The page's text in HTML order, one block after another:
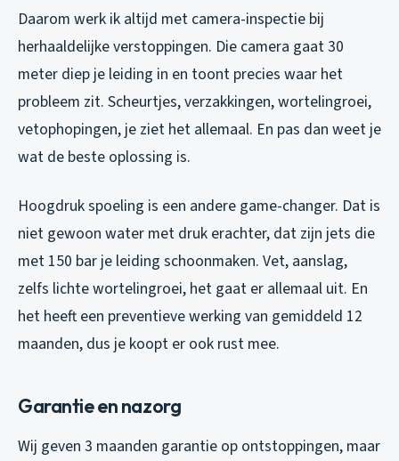
Daarom werk ik altijd met camera-inspectie bij
herhaaldelijke verstoppingen. Die camera gaat 30
meter diep je leiding in en toont precies waar het
probleem zit. Scheurtjes, verzakkingen, wortelingroei,
vetophopingen, je ziet het allemaal. En pas dan weet je
wat de beste oplossing is.
Hoogdruk spoeling is een andere game-changer. Dat is
niet gewoon water met druk erachter, dat zijn jets die
met 150 bar je leiding schoonmaken. Vet, aanslag,
zelfs lichte wortelingroei, het gaat er allemaal uit. En
het heeft een preventieve werking van gemiddeld 12
maanden, dus je koopt er ook rust mee.
Garantie en nazorg
Wij geven 3 maanden garantie op ontstoppingen, maar